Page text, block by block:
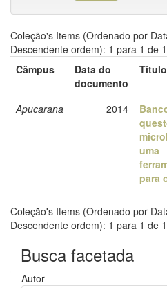
Coleção's Items (Ordenado por
Descendente ordem): 1 para 1 de 1
Câmpus
Data do
documento
Título
Apucarana 2014
uma
para
Coleção's Items (Ordenado por
Descendente ordem): 1 para 1 de 1
Busca facetada
Autor